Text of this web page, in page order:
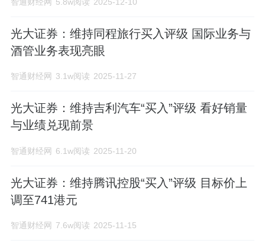
依托线上线下全面布局,形成了7*24小时的
立体化用户服务体系。光大证券海外业务
立足香港,服务全球,致力打造光大新鸿基品
牌,为境内外客户提供包括证券经纪、投
行、财富管理等全方位的金融产品与服
务。
光大证券：维持同程旅行买入评级 国际业务与
酒管业务表现亮眼
智通财经网 3.1w阅读 2025-11-27
光大证券：维持吉利汽车“买入”评级 看好销量
与业绩兑现前景
智通财经网 6.1w阅读 2025-11-20
光大证券：维持腾讯控股“买入”评级 目标价上
调至741港元
智通财经网 7.6w阅读 2025-11-15